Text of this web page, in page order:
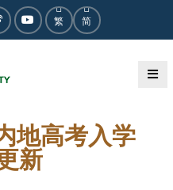
繁 简
地高考入学
新